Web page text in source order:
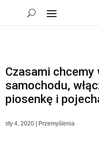
Czasami chcemy
samochodu,
piosenkę i
sty 4, 2020 Przemyślenia